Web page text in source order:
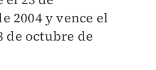
2004 y vence el
de octubre de